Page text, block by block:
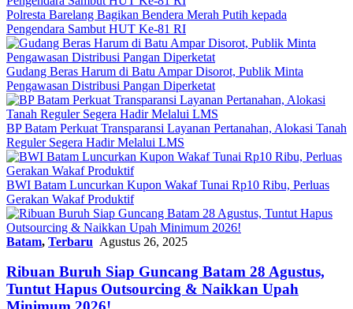
Polresta Barelang Bagikan Bendera Merah Putih kepada
Pengendara Sambut HUT Ke-81 RI
Gudang Beras Harum di Batu Ampar Disorot, Publik Minta
Pengawasan Distribusi Pangan Diperketat
BP Batam Perkuat Transparansi Layanan Pertanahan, Alokasi Tanah
Reguler Segera Hadir Melalui LMS
BWI Batam Luncurkan Kupon Wakaf Tunai Rp10 Ribu, Perluas
Gerakan Wakaf Produktif
Batam, Terbaru Agustus 26, 2025
Ribuan Buruh Siap Guncang Batam 28 Agustus,
Tuntut Hapus Outsourcing & Naikkan Upah